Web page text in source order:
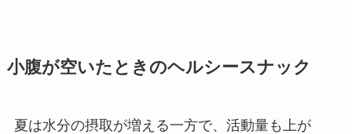
小腹が空いたときのヘルシースナック
夏は水分の摂取が増える一方で、活動量も上が